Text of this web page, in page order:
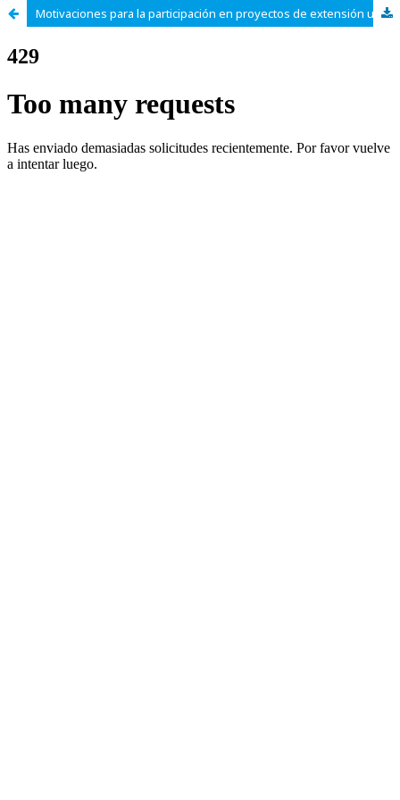
Motivaciones para la participación en proyectos de extensión universitaria: estudio de caso de un proyecto de comunicación pública de la ciencia